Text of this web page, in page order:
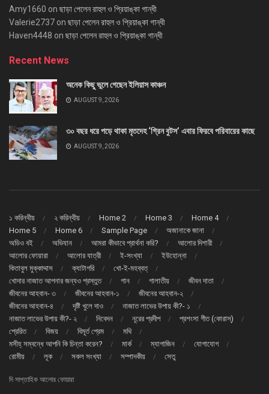
Amy1660 on ছাড়া পেলেন রাহুল ও প্রিয়াঙ্কা গান্ধী
Valerie2737 on ছাড়া পেলেন রাহুল ও প্রিয়াঙ্কা গান্ধী
Haven4448 on ছাড়া পেলেন রাহুল ও প্রিয়াঙ্কা গান্ধী
Recent News
অনেক কিছু ভুলে গেছেন ইলিয়াস কাঞ্চন
AUGUST 9, 2026
৩০ বছর ধরে পড়ে থাকা মৃতদেহ ‘গ্রিন বুটস’ এবার ফিরবে পরিবারের কাছে
AUGUST 9, 2026
১ করিন্থীয় ২ করিন্থীয় Home 2 Home 3
Home 4
Home 5
Home 6 Sample Page
অজানাকে জানা
অডিও বই
অভিযান আমরা কীভাবে প্রার্থনা করি?
আলোর দিশারী
আলোর ফোয়ারা
আলোর যাত্রী ই-সংখ্যা
ইউহোন্না
কিতাবুল মুক্কাদ্দাস
ক্যাটাগরি
খো-ই-মহব্বত্
খোদার নাজাত আপনার জন্যও প্রস্তুত
গান গালাতীয়
জীবন দাতা
জীবনের আহবান- ৩
জীবনের আহবান-১
জীবনের আহবান-২
জীবনের আহবান-৪
দৃষ্টি খুলে দাও
নাজাত লাভের উপায় কী?- ১
নাজাত লাভের উপায় কী?- ২
নিবেদন নূরের প্রদীপ
প্রশংসা গীত (কোরাস্)
প্রেরিত
বিজয় বিমূর্ত প্রেম
মথি
মসীহ্ সম্বন্ধে আপনি কি চিন্তা করেন?
মার্ক ম্যাগাজিন
যোগাযোগ
রোমীয়
লূক সকল সংখ্যা সম্পাদকীয় সেতু
দি সাপ্তাহিক আলোর ফোয়ারা